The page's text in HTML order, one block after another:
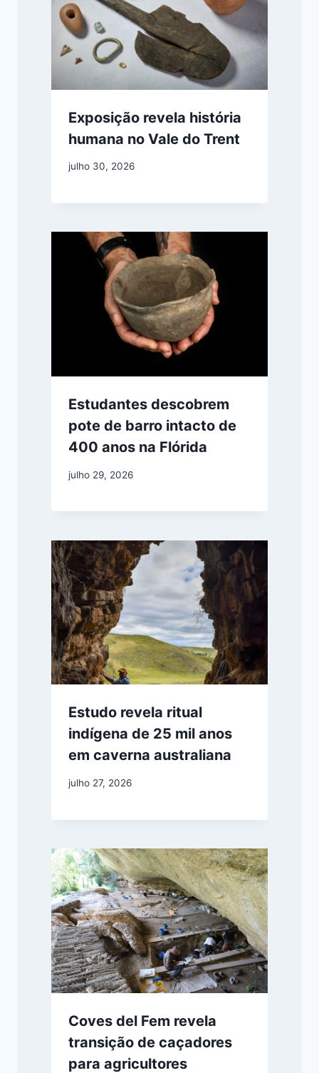
Exposição revela história
humana no Vale do Trent
julho 30, 2026
Estudantes descobrem
pote de barro intacto de
400 anos na Flórida
julho 29, 2026
Estudo revela ritual
indígena de 25 mil anos
em caverna australiana
julho 27, 2026
Coves del Fem revela
transição de caçadores
para agricultores